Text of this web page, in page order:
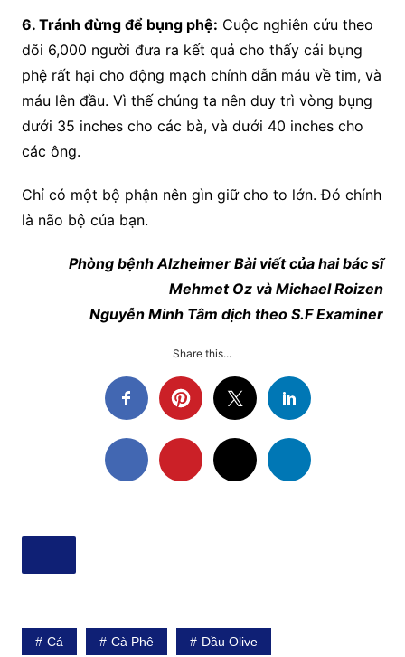
6. Tránh đừng để bụng phệ: Cuộc nghiên cứu theo
dõi 6,000 người đưa ra kết quả cho thấy cái bụng
phệ rất hại cho động mạch chính dẫn máu về tim, và
máu lên đầu. Vì thế chúng ta nên duy trì vòng bụng
dưới 35 inches cho các bà, và dưới 40 inches cho
các ông.
Chỉ có một bộ phận nên gìn giữ cho to lớn. Đó chính
là não bộ của bạn.
Phòng bệnh Alzheimer Bài viết của hai bác sĩ
Mehmet Oz và Michael Roizen
Nguyễn Minh Tâm dịch theo S.F Examiner
Share this...
Cá Cà Phê Dầu Olive